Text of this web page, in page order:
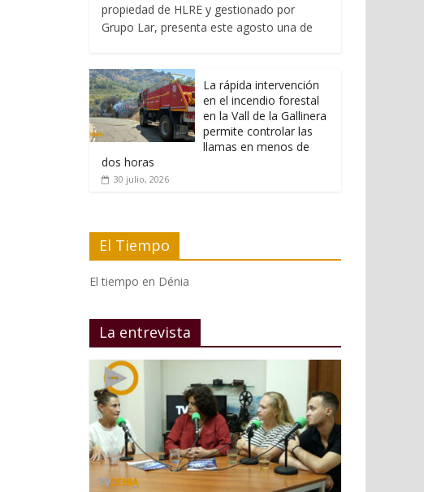
propiedad de HLRE y gestionado por
Grupo Lar, presenta este agosto una de
La rápida intervención
en el incendio forestal
en la Vall de la Gallinera
permite controlar las
llamas en menos de
dos horas
30 julio, 2026
El Tiempo
El tiempo en Dénia
La entrevista